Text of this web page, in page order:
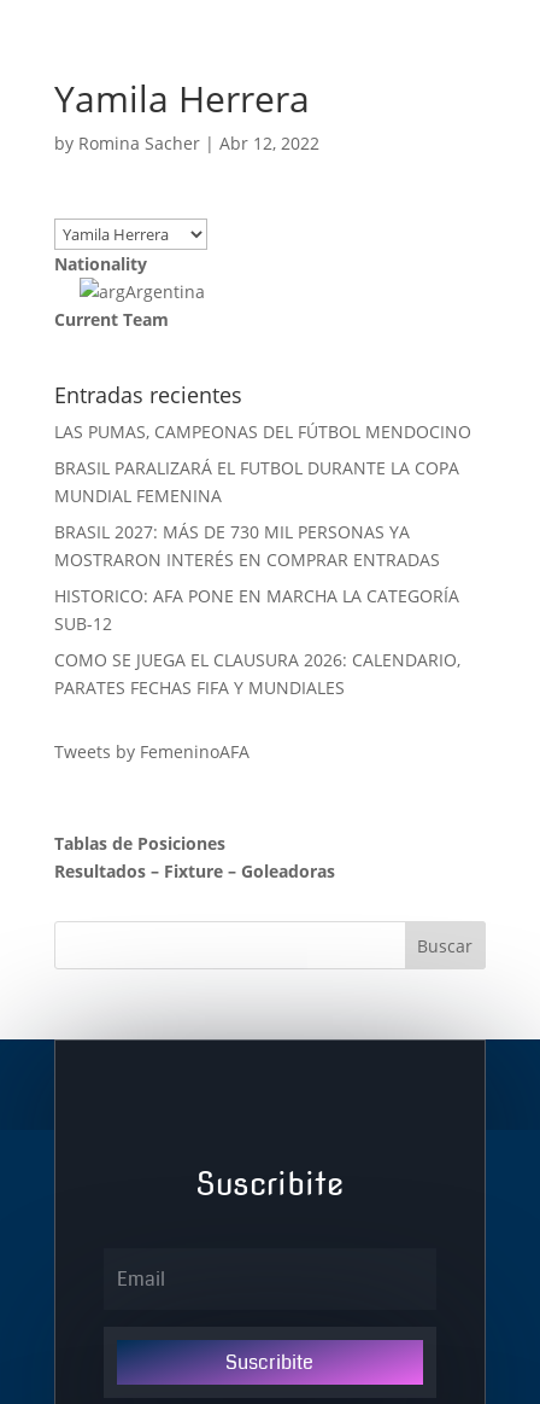
Yamila Herrera
by Romina Sacher| Abr 12, 2022
Nationality
Argentina
Current Team
Entradas recientes
LAS PUMAS, CAMPEONAS DEL FÚTBOL MENDOCINO
BRASIL PARALIZARÁ EL FUTBOL DURANTE LA COPA
MUNDIAL FEMENINA
BRASIL 2027: MÁS DE 730 MIL PERSONAS YA
MOSTRARON INTERÉS EN COMPRAR ENTRADAS
HISTORICO: AFA PONE EN MARCHA LA CATEGORÍA
SUB-12
COMO SE JUEGA EL CLAUSURA 2026: CALENDARIO,
PARATES FECHAS FIFA Y MUNDIALES
Tweets by FemeninoAFA
Tablas de Posiciones
Resultados– Fixture– Goleadoras
Suscribite
Suscribite